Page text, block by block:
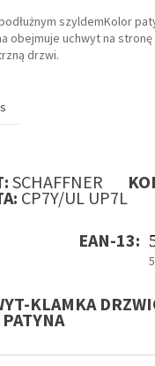
szyldemKolor
obejmuje uchwyt na
drzwi.
SCHAFFNER
CP7Y/UL UP7L
EAN-13:
KLAMKA